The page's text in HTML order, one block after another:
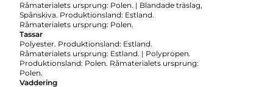
Råmaterialets ursprung: Polen. | Blandade träslag,
Spånskiva. Produktionsland: Estland.
Råmaterialets ursprung: Polen.
Tassar
Polyester. Produktionsland: Estland.
Råmaterialets ursprung: Estland. | Polypropen.
Produktionsland: Polen. Råmaterialets ursprung:
Polen.
Vaddering